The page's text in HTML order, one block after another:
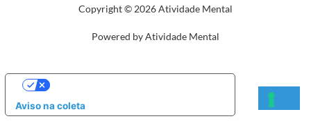
Copyright © 2026 Atividade Mental
Powered by Atividade Mental
Aviso na coleta